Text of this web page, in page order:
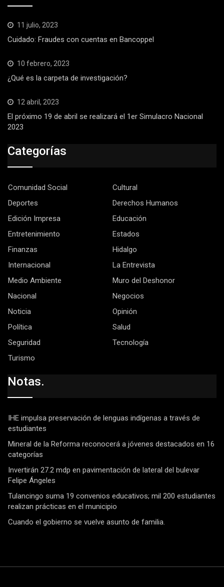
11 julio, 2023
Cuidado: Fraudes con cuentas en Bancoppel
10 febrero, 2023
¿Qué es la carpeta de investigación?
12 abril, 2023
El próximo 19 de abril se realizará el 1er Simulacro Nacional
2023
Categorías
Comunidad Social
Cultural
Deportes
Derechos Humanos
Edición Impresa
Educación
Entretenimiento
Estados
Finanzas
Hidalgo
Internacional
La Entrevista
Medio Ambiente
Muro del Deshonor
Nacional
Negocios
Noticia
Opinión
Política
Salud
Seguridad
Tecnología
Turismo
Notas.
IHE impulsa preservación de lenguas indígenas a través de
estudiantes
Mineral de la Reforma reconocerá a jóvenes destacados en 16
categorías
Invertirán 27.2 mdp en pavimentación de lateral del bulevar
Felipe Ángeles
Tulancingo suma 19 convenios educativos; mil 200 estudiantes
realizan prácticas en el municipio
Cuando el gobierno se vuelve asunto de familia.